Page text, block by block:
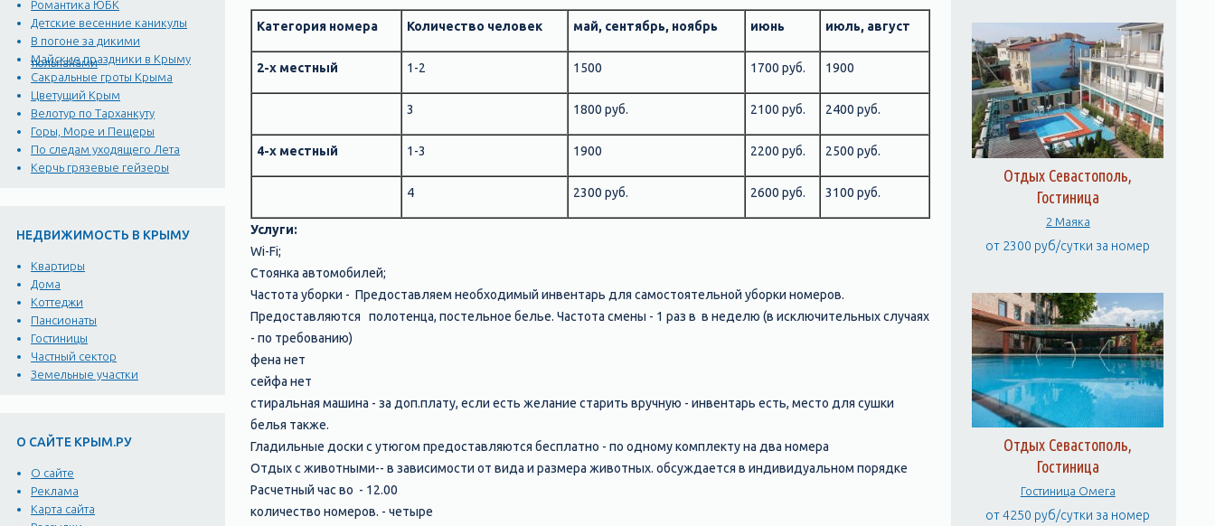
Романтика ЮБК
Детские весенние каникулы
В погоне за дикими
тюльпанами
Майские праздники в Крыму
Сакральные гроты Крыма
Цветущий Крым
Велотур по Тарханкуту
Горы, Море и Пещеры
По следам уходящего Лета
Керчь грязевые гейзеры
НЕДВИЖИМОСТЬ В КРЫМУ
Квартиры
Дома
Коттеджи
Пансионаты
Гостиницы
Частный сектор
Земельные участки
О САЙТЕ КРЫМ.РУ
О сайте
Реклама
Карта сайта
Категория номера Количество человек май, сентябрь, ноябрь июнь июль, август
2-х местный 1-2 1500 1700 руб. 1900
3 1800 руб. 2100 руб. 2400 руб.
4-х местный 1-3 1900 2200 руб. 2500 руб.
4 2300 руб. 2600 руб. 3100 руб.
Услуги:
Wi-Fi;
Стоянка автомобилей;
Частота уборки - Предоставляем необходимый инвентарь для самостоятельной уборки номеров.
Предоставляются полотенца, постельное белье. Частота смены - 1 раз в в неделю (в исключительных случаях
- по требованию)
фена нет
сейфа нет
стиральная машина - за доп.плату, если есть желание старить вручную - инвентарь есть, место для сушки
белья также.
Гладильные доски с утюгом предоставляются бесплатно - по одному комплекту на два номера
Отдых с животными-- в зависимости от вида и размера животных. обсуждается в индивидуальном порядке
Расчетный час во - 12.00
количество номеров. - четыре
Отдых Севастополь,
Гостиница
2 Маяка
от 2300 руб/сутки за номер
Отдых Севастополь,
Гостиница
Гостиница Омега
от 4250 руб/сутки за номер